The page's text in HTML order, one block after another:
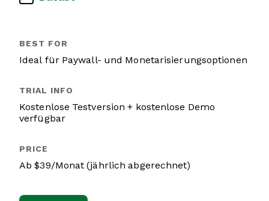
Ideal für Paywall- und Monetarisierungsoptionen
Kostenlose Testversion + kostenlose Demo
verfügbar
Ab $39/Monat (jährlich abgerechnet)